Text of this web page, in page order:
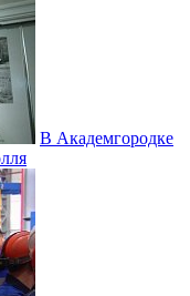
В Академгородке